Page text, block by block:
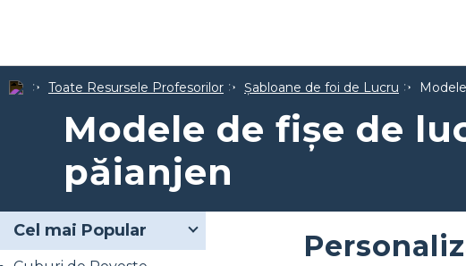
Toate Resursele Profesorilor Șabloane de foi de Lucru
Modele de fișe de
păianjen
Cel mai Popular